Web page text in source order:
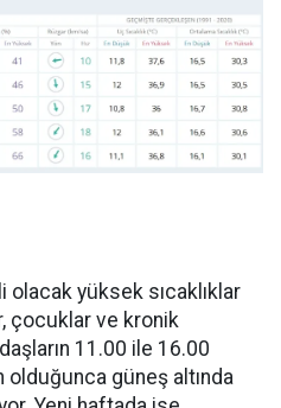
olacak yüksek sıcaklıklar
çocuklar ve kronik
11.00 ile 16.00
olduğunca güneş altında